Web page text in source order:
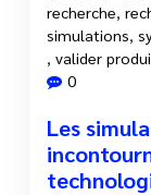
recherche,
simulations,
, valider
0
Les